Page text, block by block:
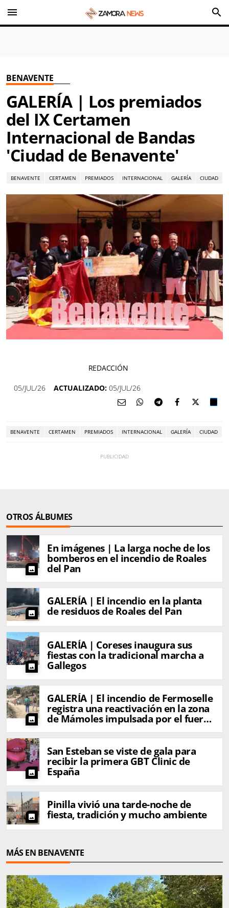
menu search
BENAVENTE
GALERÍA | Los premiados
del IX Certamen
Internacional de Bandas
'Ciudad de Benavente'
BENAVENTE CERTAMEN PREMIADOS INTERNACIONAL GALERÍA CIUDAD
PRIMER PREMIO 2
REDACCIÓN
05/JUL/26 ACTUALIZADO: 05/JUL/26
BENAVENTE CERTAMEN PREMIADOS INTERNACIONAL GALERÍA CIUDAD
OTROS ÁLBUMES
photo
En imágenes | La larga noche de los
bomberos en el incendio de Roales
del Pan
photo
GALERÍA | El incendio en la planta
de residuos de Roales del Pan
photo
GALERÍA | Coreses inaugura sus
fiestas con la tradicional marcha a
Gallegos
photo
GALERÍA | El incendio de Fermoselle
registra una reactivación en la zona
de Mámoles impulsada por el fuerte
viento
photo
San Esteban se viste de gala para
recibir la primera GBT Clinic de
España
photo
Pinilla vivió una tarde-noche de
fiesta, tradición y mucho ambiente
MÁS EN BENAVENTE